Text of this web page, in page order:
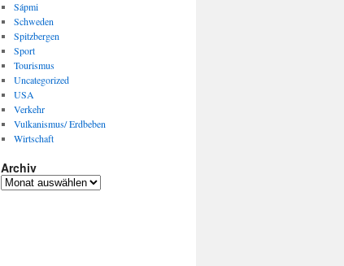
Sápmi
Schweden
Spitzbergen
Sport
Tourismus
Uncategorized
USA
Verkehr
Vulkanismus/ Erdbeben
Wirtschaft
Archiv
Archiv